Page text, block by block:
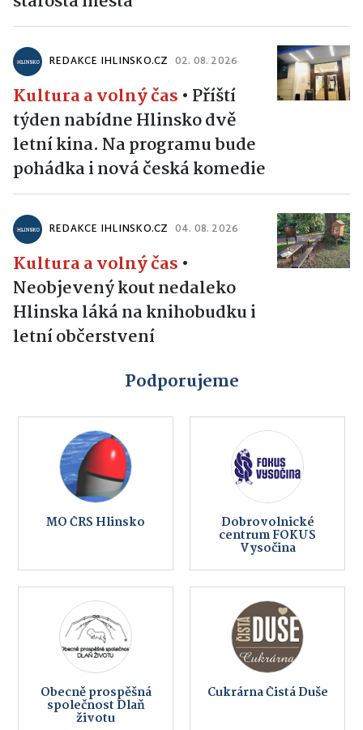
REDAKCE IHLINSKO.CZ 02. 08. 2026
Kultura a volný čas • Příští
týden nabídne Hlinsko dvě
letní kina. Na programu bude
pohádka i nová česká komedie
REDAKCE IHLINSKO.CZ 04. 08. 2026
Kultura a volný čas •
Neobjevený kout nedaleko
Hlinska láká na knihobudku i
letní občerstvení
Podporujeme
MO ČRS Hlinsko Dobrovolnické
centrum FOKUS
Vysočina
Obecně prospěšná
společnost Dlaň
životu
Cukrárna Čistá Duše